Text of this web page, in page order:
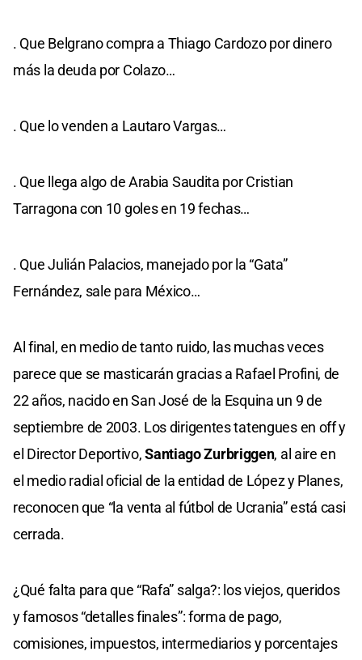
. Que Belgrano compra a Thiago Cardozo por dinero
más la deuda por Colazo…
. Que lo venden a Lautaro Vargas…
. Que llega algo de Arabia Saudita por Cristian
Tarragona con 10 goles en 19 fechas…
. Que Julián Palacios, manejado por la “Gata”
Fernández, sale para México…
Al final, en medio de tanto ruido, las muchas veces
parece que se masticarán gracias a Rafael Profini, de
22 años, nacido en San José de la Esquina un 9 de
septiembre de 2003. Los dirigentes tatengues en off y
el Director Deportivo,Santiago Zurbriggen, al aire en
el medio radial oficial de la entidad de López y Planes,
reconocen que “la venta al fútbol de Ucrania” está casi
cerrada.
¿Qué falta para que “Rafa” salga?: los viejos, queridos
y famosos “detalles finales”: forma de pago,
comisiones, impuestos, intermediarios y porcentajes